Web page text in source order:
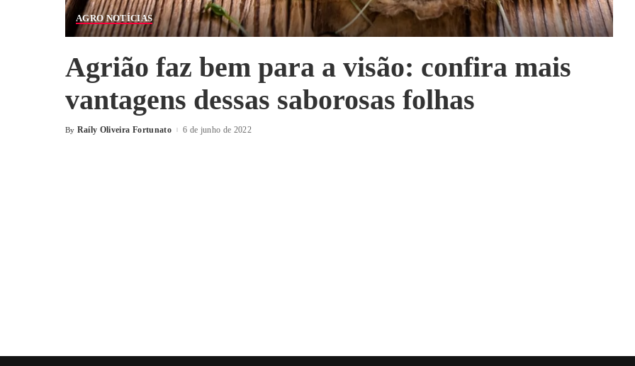
AGRO NOTÍCIAS
Agrião faz bem para a visão: confira mais
vantagens dessas saborosas folhas
By Raíly Oliveira Fortunato 6 de junho de 2022